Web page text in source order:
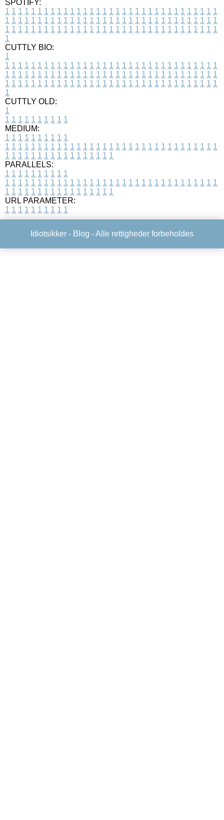
SPOTIFY:
1 1 1 1 1 1 1 1 1 1 1 1 1 1 1 1 1 1 1 1 1 1 1 1 1 1 1 1 1 1 1 1 1
1 1 1 1 1 1 1 1 1 1 1 1 1 1 1 1 1 1 1 1 1 1 1 1 1 1 1 1 1 1 1 1 1
1 1 1 1 1 1 1 1 1 1 1 1 1 1 1 1 1 1 1 1 1 1 1 1 1 1 1 1 1 1 1 1 1
1
CUTTLY BIO:
1
1 1 1 1 1 1 1 1 1 1 1 1 1 1 1 1 1 1 1 1 1 1 1 1 1 1 1 1 1 1 1 1 1
1 1 1 1 1 1 1 1 1 1 1 1 1 1 1 1 1 1 1 1 1 1 1 1 1 1 1 1 1 1 1 1 1
1 1 1 1 1 1 1 1 1 1 1 1 1 1 1 1 1 1 1 1 1 1 1 1 1 1 1 1 1 1 1 1 1
1
CUTTLY OLD:
1
1 1 1 1 1 1 1 1 1 1
MEDIUM:
1 1 1 1 1 1 1 1 1 1
1 1 1 1 1 1 1 1 1 1 1 1 1 1 1 1 1 1 1 1 1 1 1 1 1 1 1 1 1 1 1 1 1
1 1 1 1 1 1 1 1 1 1 1 1 1 1 1 1 1
PARALLELS:
1 1 1 1 1 1 1 1 1 1
1 1 1 1 1 1 1 1 1 1 1 1 1 1 1 1 1 1 1 1 1 1 1 1 1 1 1 1 1 1 1 1 1
1 1 1 1 1 1 1 1 1 1 1 1 1 1 1 1 1
URL PARAMETER:
1 1 1 1 1 1 1 1 1 1
Idiotsikker - Blog - Alle rettigheder forbeholdes